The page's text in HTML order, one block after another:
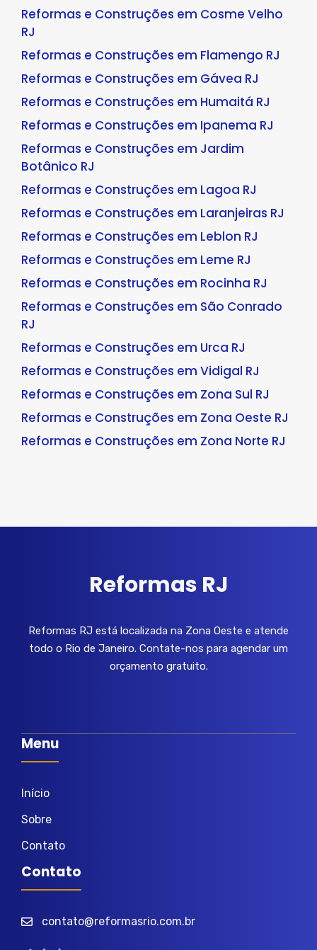
Reformas e Construções em Cosme Velho
RJ
Reformas e Construções em Flamengo RJ
Reformas e Construções em Gávea RJ
Reformas e Construções em Humaitá RJ
Reformas e Construções em Ipanema RJ
Reformas e Construções em Jardim
Botânico RJ
Reformas e Construções em Lagoa RJ
Reformas e Construções em Laranjeiras RJ
Reformas e Construções em Leblon RJ
Reformas e Construções em Leme RJ
Reformas e Construções em Rocinha RJ
Reformas e Construções em São Conrado
RJ
Reformas e Construções em Urca RJ
Reformas e Construções em Vidigal RJ
Reformas e Construções em Zona Sul RJ
Reformas e Construções em Zona Oeste RJ
Reformas e Construções em Zona Norte RJ
Reformas RJ
Reformas RJ está localizada na Zona Oeste e atende
todo o Rio de Janeiro. Contate-nos para agendar um
orçamento gratuito.
Menu
Início
Sobre
Contato
Contato
contato@reformasrio.com.br